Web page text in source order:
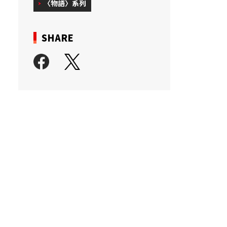
〈物語〉系列
SHARE